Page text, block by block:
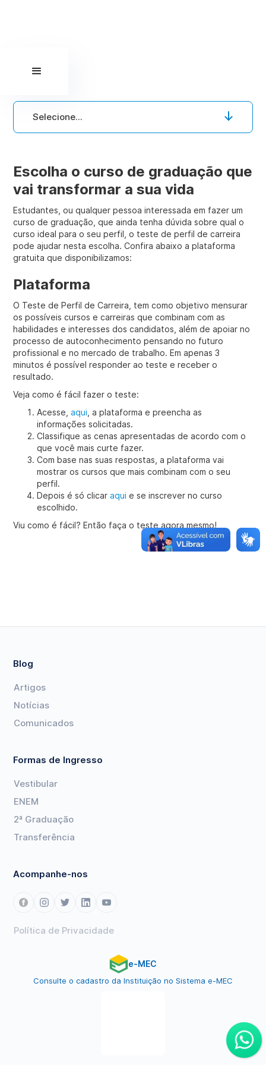
Selecione...
Escolha o curso de graduação que
vai transformar a sua vida
Estudantes, ou qualquer pessoa interessada em fazer um
curso de graduação, que ainda tenha dúvida sobre qual o
curso ideal para o seu perfil, o teste de perfil de carreira
pode ajudar nesta escolha. Confira abaixo a plataforma
gratuita que disponibilizamos:
Plataforma
O Teste de Perfil de Carreira, tem como objetivo mensurar
os possíveis cursos e carreiras que combinam com as
habilidades e interesses dos candidatos, além de apoiar no
processo de autoconhecimento pensando no futuro
profissional e no mercado de trabalho. Em apenas 3
minutos é possível responder ao teste e receber o
resultado.
Veja como é fácil fazer o teste:
Acesse,aqui , a plataforma e preencha as
informações solicitadas.
Classifique as cenas apresentadas de acordo com o
que você mais curte fazer.
Com base nas suas respostas, a plataforma vai
mostrar os cursos que mais combinam com o seu
perfil.
Depois é só clicaraqui e se inscrever no curso
escolhido.
Viu como é fácil? Então faça o teste agora mesmo!
Blog
Artigos
Notícias
Comunicados
Formas de Ingresso
Vestibular
ENEM
2ª Graduação
Transferência
Acompanhe-nos
Política de Privacidade
e-MEC
Consulte o cadastro da Instituição no Sistema e-MEC